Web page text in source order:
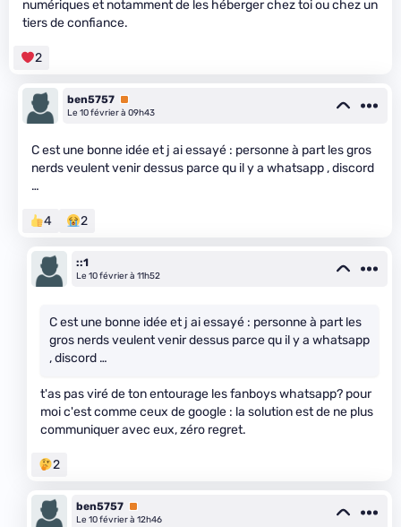
numériques et notamment de les héberger chez toi ou chez un
tiers de confiance.
2
ben5757 Premium
Le 10 février à 09h43
C est une bonne idée et j ai essayé : personne à part les gros
nerds veulent venir dessus parce qu il y a whatsapp , discord
…
4 2
::1
Le 10 février à 11h52
C est une bonne idée et j ai essayé : personne à part les
gros nerds veulent venir dessus parce qu il y a whatsapp
, discord …
t'as pas viré de ton entourage les fanboys whatsapp? pour
moi c'est comme ceux de google : la solution est de ne plus
communiquer avec eux, zéro regret.
2
ben5757 Premium
Le 10 février à 12h46